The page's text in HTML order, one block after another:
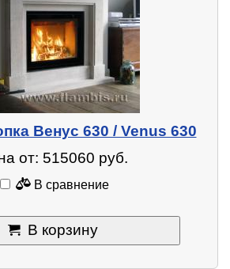
Венус 630 / Venus 630
от: 515060 руб.
В сравнение
В корзину